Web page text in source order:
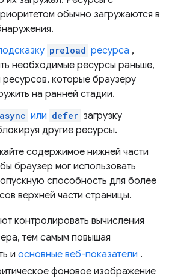
обычно загружаются в
preload ресурса ,
необходимые ресурсы раньше,
которые браузеру
на ранней стадии.
async или defer загрузку
другие ресурсы.
содержимое нижней части
браузер мог использовать
способность для более
верхней части страницы.
контролировать вычисления
тем самым повышая
и основные веб-показатели .
фоновое изображение